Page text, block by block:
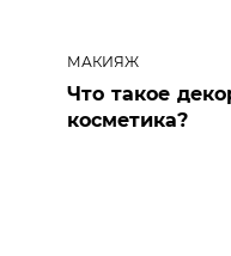
МАКИЯЖ
Что такое
косметика?